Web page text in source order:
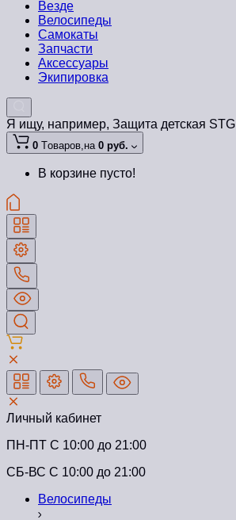
Везде
Велосипеды
Самокаты
Запчасти
Аксессуары
Экипировка
Я ищу, например, Защита детская STG
0 Tоваров,на 0 руб.
В корзине пусто!
Личный кабинет
ПН-ПТ C 10:00 до 21:00
СБ-ВС С 10:00 до 21:00
Велосипеды